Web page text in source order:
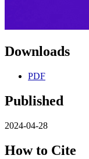
Downloads
PDF
Published
2024-04-28
How to Cite